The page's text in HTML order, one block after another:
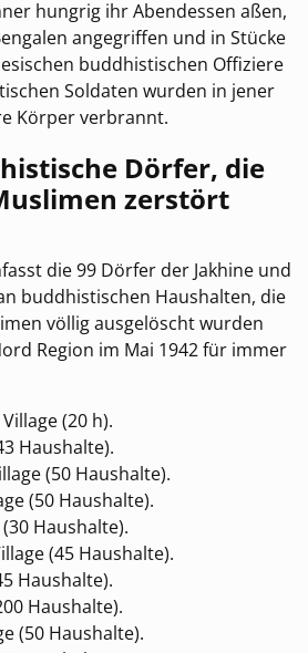
hungrig ihr Abendessen aßen,
angegriffen und in Stücke
buddhistischen Offiziere
Soldaten wurden in jener
Körper verbrannt.
Dörfer, die
zerstört
die 99 Dörfer der Jakhine und
buddhistischen Haushalten, die
völlig ausgelöscht wurden
Region im Mai 1942 für immer
(20 h).
Haushalte).
(50 Haushalte).
(50 Haushalte).
Haushalte).
(45 Haushalte).
Haushalte).
Haushalte).
(50 Haushalte).